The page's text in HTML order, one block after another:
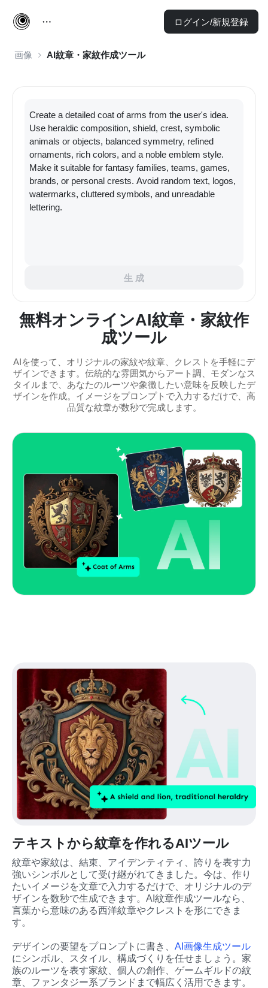
ログイン/新規登録
画像 AI紋章・家紋作成ツール
無料オンラインAI紋章・家紋作
成ツール
AIを使って、オリジナルの家紋や紋章、クレストを手軽にデ
ザインできます。伝統的な雰囲気からアート調、モダンなス
タイルまで、あなたのルーツや象徴したい意味を反映したデ
ザインを作成。イメージをプロンプトで入力するだけで、高
品質な紋章が数秒で完成します。
生 成
テキストから紋章を作れるAIツール
紋章や家紋は、結束、アイデンティティ、誇りを表す力
強いシンボルとして受け継がれてきました。今は、作り
たいイメージを文章で入力するだけで、オリジナルのデ
ザインを数秒で生成できます。AI紋章作成ツールなら、
言葉から意味のある西洋紋章やクレストを形にできま
す。
デザインの要望をプロンプトに書き、 AI画像生成ツール
にシンボル、スタイル、構成づくりを任せましょう。家
族のルーツを表す家紋、個人の創作、ゲームギルドの紋
章、ファンタジー系ブランドまで幅広く活用できます。